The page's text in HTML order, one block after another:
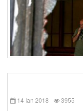
14 Ian 2018 3955